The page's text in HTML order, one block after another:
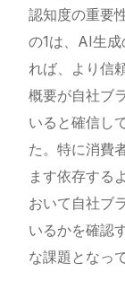
認知度の重要
の1は、AI生
れば、より信
概要が自社ブ
いると確信し
た。特に消費
ます依存する
おいて自社ブ
いるかを確認
な課題となっ